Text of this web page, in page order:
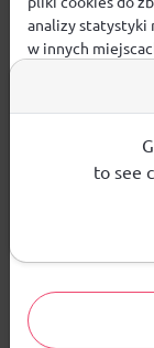
Nie ma
analizy statystyki
w innych
używanych
Aby dowiedzieć
wykorzystujemy
to see